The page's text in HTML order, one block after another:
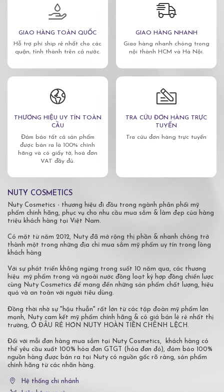
GIAO HÀNG TOÀN QUỐC
Hỗ trợ phí ship rẻ nhất cho các
quận, tỉnh thành trên cả nước.
GIAO HÀNG NHANH
Giao hàng nhanh chóng trong
nội thành HCM và Hà Nội.
THƯƠNG HIỆU UY TÍN TOÀN
CẦU
Đảm bảo tất cả sản phẩm
được bán ra là 100% chính
hãng và có giấy tờ, hoá đơn
VAT đầy đủ.
TRA CỨU ĐƠN HÀNG TRỰC
TUYẾN
Tra cứu đơn hàng trực tuyến
NUTY COSMETICS
Nuty Cosmetics - thương hiệu đi đầu trong ngành phân phối mỹ
phẩm chính hãng, phục vụ cho nhu cầu mua sắm & làm đẹp của hàng
triệu khách hàng tại Việt Nam.
Có mặt từ năm 2012, Nuty đã mở rộng thị phần & nhanh chóng trở
thành một trong những địa chỉ mua sắm mỹ phẩm uy tín trong lòng
khách hàng
Với sự phát triển không ngừng trong suốt 10 năm qua, các thương
hiệu mỹ phẩm trong và ngoài nước đồng loạt ký hợp đồng chiến lược
cùng Nuty Cosmetics để mang đến những sản phẩm chất lượng, hiệu
quả và an toàn với người tiêu dùng.
Đồng thời nhờ sự "hậu thuẫn" rất lớn từ các tập đoàn mỹ phẩm lớn
mạnh, Nuty cam kết mỹ phẩm chính hãng & có giá bán lẻ rẻ nhất thị
trường, Ở ĐÂU RẺ HƠN NUTY HOÀN TIỀN CHÊNH LỆCH.
Đối với mỗi đơn hàng mua sắm tại Nuty Cosmetics, khách hàng có
thể yêu cầu xuất 100% hóa đơn GTGT (hóa đơn đỏ), đảm bảo 100%
nguồn hàng được bán ra tại Nuty có nguồn gốc rõ ràng, sản phẩm
chính hãng từ các nhãn hàng.
Hệ thống chi nhánh